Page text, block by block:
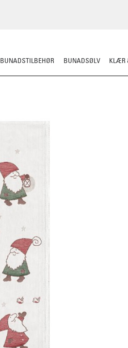
BUNADSTILBEHØR BUNADSØLV KLÆR